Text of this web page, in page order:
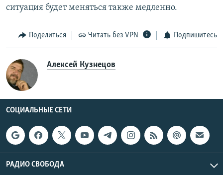
ситуация будет меняться также медленно.
Поделиться Читать без VPN Подпишитесь
Алексей Кузнецов
СОЦИАЛЬНЫЕ СЕТИ
РАДИО СВОБОДА